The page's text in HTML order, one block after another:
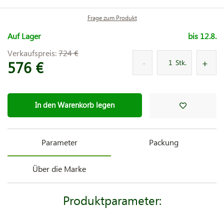
Frage zum Produkt
Auf Lager
bis 12.8.
Verkaufspreis:724 €
576 € Stk.
In den Warenkorb legen
Parameter Packung
Über die Marke
Produktparameter: